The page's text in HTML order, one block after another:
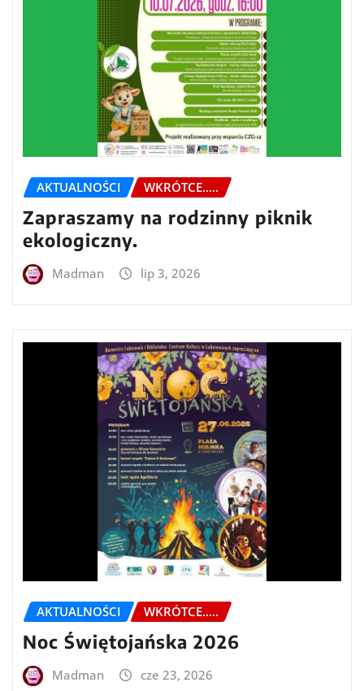
AKTUALNOŚCI WKRÓTCE.....
Zapraszamy na rodzinny piknik
ekologiczny.
Madman lip 3, 2026
AKTUALNOŚCI WKRÓTCE.....
Noc Świętojańska 2026
Madman cze 23, 2026